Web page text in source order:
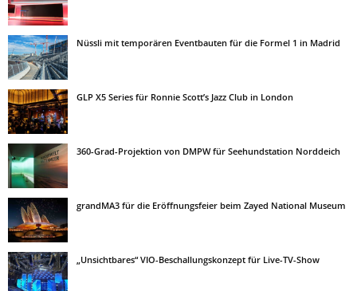
Nüssli mit temporären Eventbauten für die Formel 1 in Madrid
GLP X5 Series für Ronnie Scott’s Jazz Club in London
360-Grad-Projektion von DMPW für Seehundstation Norddeich
grandMA3 für die Eröffnungsfeier beim Zayed National Museum
„Unsichtbares“ VIO-Beschallungskonzept für Live-TV-Show